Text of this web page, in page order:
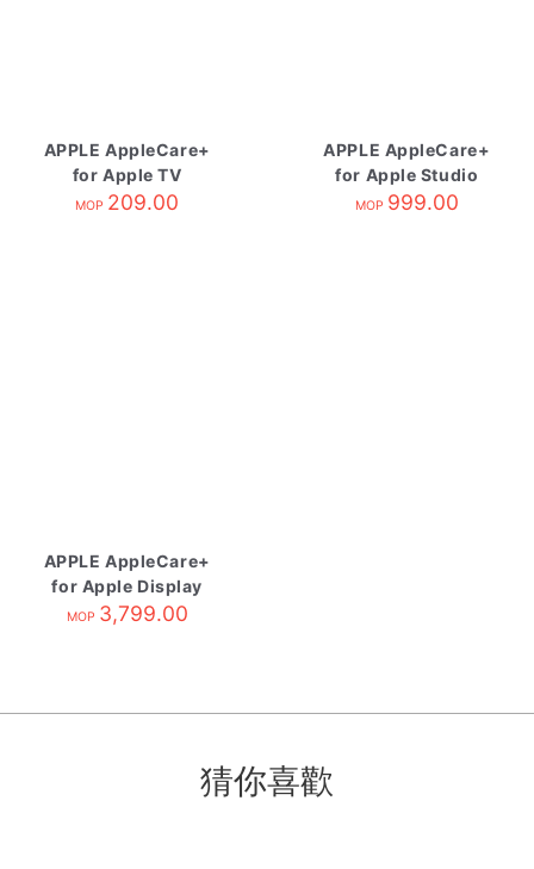
APPLE AppleCare+
for Apple TV
MOP 209.00
APPLE AppleCare+
for Apple Studio
Display
MOP 999.00
APPLE AppleCare+
for Apple Display
MOP 3,799.00
猜你喜歡